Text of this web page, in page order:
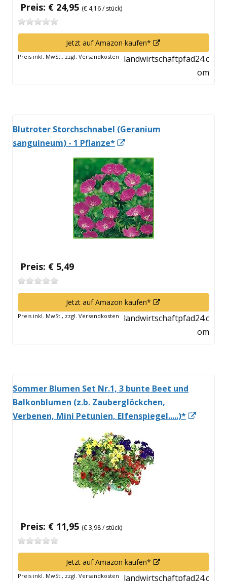
Preis: € 24,95 (€ 4,16 / stück)
Jetzt auf Amazon kaufen*
neuem
Fenster
Preis inkl. MwSt., zzgl. Versandkosten
landwirtschaftpfad24.c
om
Blutroter Storchschnabel (Geranium
sanguineum) - 1 Pflanze*
neuem
Fenster
öffnen
Preis: € 5,49
Jetzt auf Amazon kaufen*
neuem
Fenster
Preis inkl. MwSt., zzgl. Versandkosten
landwirtschaftpfad24.c
om
Sommer Blumen Set Nr.1, 3 bunte Beet und
Balkonblumen (z.b. Zauberglöckchen,
Verbenen, Mini Petunien, Elfenspiegel.....)*
Preis: € 11,95 (€ 3,98 / stück)
Jetzt auf Amazon kaufen*
neuem
Preis inkl. MwSt., zzgl. Versandkosten landwirtschaftpfad24.c